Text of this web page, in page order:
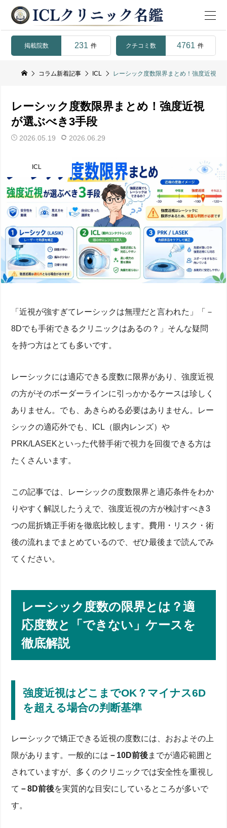
掲載院数 231 件 クチコミ数 4761 件
コラム新着記事 ICL レーシック度数限界まとめ！強度近視が
レーシック度数限界まとめ！強度近視
が選ぶべき3手段
2026.05.19 2026.06.29
ICL
「近視が強すぎてレーシックは無理だと言われた」「－
8Dでも手術できるクリニックはあるの？」そんな疑問
を持つ方はとても多いです。
レーシックには適応できる度数に限界があり、強度近視
の方がそのボーダーラインに引っかかるケースは珍しく
ありません。でも、あきらめる必要はありません。レー
シックの適応外でも、ICL（眼内レンズ）や
PRK/LASEKといった代替手術で視力を回復できる方は
たくさんいます。
この記事では、レーシックの度数限界と適応条件をわか
りやすく解説したうえで、強度近視の方が検討すべき3
つの屈折矯正手術を徹底比較します。費用・リスク・術
後の流れまでまとめているので、ぜひ最後まで読んでみ
てください。
レーシック度数の限界とは？適
応度数と「できない」ケースを
徹底解説
強度近視はどこまでOK？マイナス6D
を超える場合の判断基準
レーシックで矯正できる近視の度数には、おおよその上
限があります。一般的には －10D前後までが適応範囲と
されていますが、多くのクリニックでは安全性を重視し
て －8D前後を実質的な目安にしているところが多いで
す。